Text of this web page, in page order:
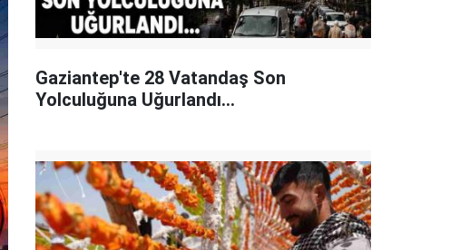
Gaziantep'te 28 Vatandaş Son
Yolculuğuna Uğurlandı...